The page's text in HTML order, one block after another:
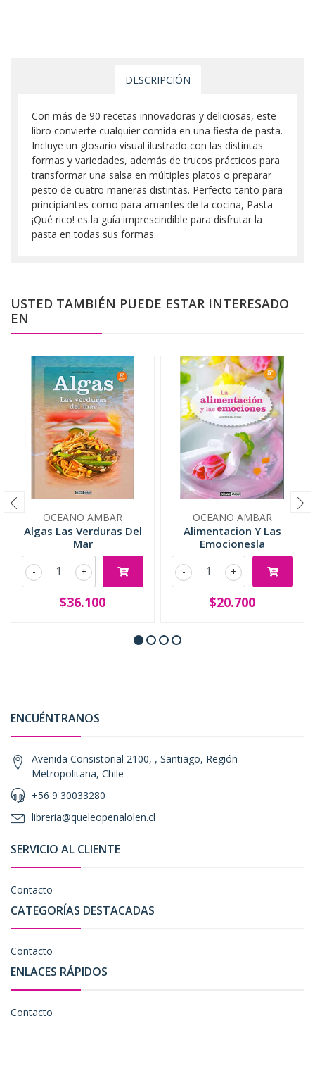
DESCRIPCIÓN
Con más de 90 recetas innovadoras y deliciosas, este
libro convierte cualquier comida en una fiesta de pasta.
Incluye un glosario visual ilustrado con las distintas
formas y variedades, además de trucos prácticos para
transformar una salsa en múltiples platos o preparar
pesto de cuatro maneras distintas. Perfecto tanto para
principiantes como para amantes de la cocina, Pasta
¡Qué rico! es la guía imprescindible para disfrutar la
pasta en todas sus formas.
USTED TAMBIÉN PUEDE ESTAR INTERESADO
EN
OCEANO AMBAR
Algas Las Verduras Del
Mar
+
-
$36.100
OCEANO AMBAR
Alimentacion Y Las
Emocionesla
+
-
$20.700
ENCUÉNTRANOS
Avenida Consistorial 2100, , Santiago, Región
Metropolitana, Chile
+56 9 30033280
libreria@queleopenalolen.cl
SERVICIO AL CLIENTE
Contacto
CATEGORÍAS DESTACADAS
Contacto
ENLACES RÁPIDOS
Contacto